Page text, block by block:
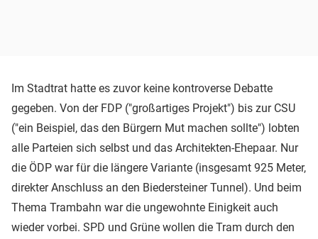
Im Stadtrat hatte es zuvor keine kontroverse Debatte
gegeben. Von der FDP ("großartiges Projekt") bis zur CSU
("ein Beispiel, das den Bürgern Mut machen sollte") lobten
alle Parteien sich selbst und das Architekten-Ehepaar. Nur
die ÖDP war für die längere Variante (insgesamt 925 Meter,
direkter Anschluss an den Biedersteiner Tunnel). Und beim
Thema Trambahn war die ungewohnte Einigkeit auch
wieder vorbei. SPD und Grüne wollen die Tram durch den